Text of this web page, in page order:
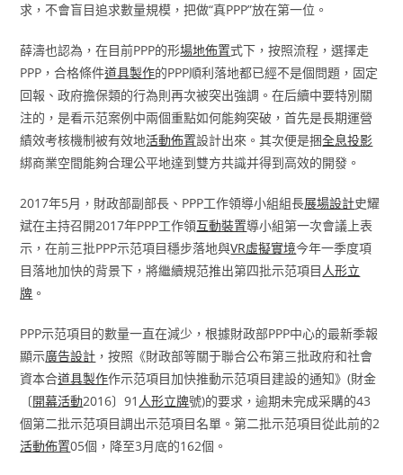
求，不會盲目追求數量規模，把做“真PPP”放在第一位。
薛濤也認為，在目前PPP的形場地佈置式下，按照流程，選擇走
PPP，合格條件道具製作的PPP順利落地都已經不是個問題，固定
回報、政府擔保類的行為則再次被突出強調。在后續中要特別關
注的，是看示范案例中兩個重點如何能夠突破，首先是長期運營
績效考核機制被有效地活動佈置設計出來。其次便是捆全息投影
綁商業空間能夠合理公平地達到雙方共識并得到高效的開發。
2017年5月，財政部副部長、PPP工作領導小組組長展場設計史耀
斌在主持召開2017年PPP工作領互動裝置導小組第一次會議上表
示，在前三批PPP示范項目穩步落地與VR虛擬實境今年一季度項
目落地加快的背景下，將繼續規范推出第四批示范項目人形立
牌 。
PPP示范項目的數量一直在減少，根據財政部PPP中心的最新季報
顯示廣告設計 ，按照《財政部等關于聯合公布第三批政府和社會
資本合道具製作作示范項目加快推動示范項目建設的通知》(財金
〔開幕活動2016〕91 人形立牌號)的要求，逾期未完成采購的43
個第二批示范項目調出示范項目名單。第二批示范項目從此前的2
活動佈置05個，降至3月底的162個。